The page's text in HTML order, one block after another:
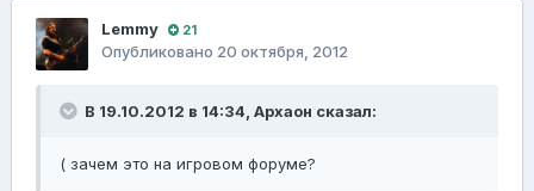
Lemmy 21
Опубликовано 20 октября, 2012
В 19.10.2012 в 14:34, Архаон сказал:
( зачем это на игровом форуме?